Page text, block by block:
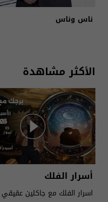
ناس وناس
الأكثر مشاهدة
أسرار الفلك